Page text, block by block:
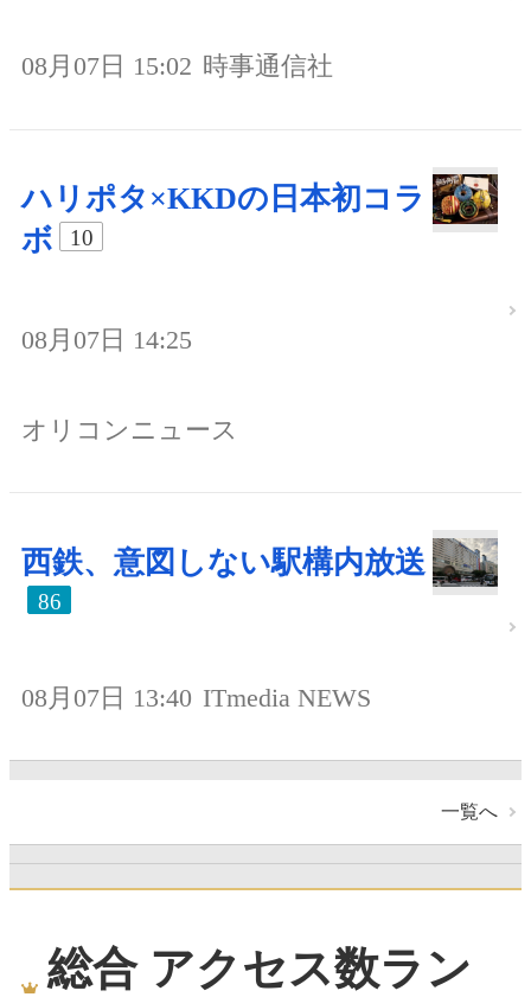
08月07日 15:02 時事通信社
ハリポタ×KKDの日本初コラ
ボ
10
08月07日 14:25
オリコンニュース
西鉄、意図しない駅構内放送
86
08月07日 13:40 ITmedia NEWS
一覧へ
総合 アクセス数ラン